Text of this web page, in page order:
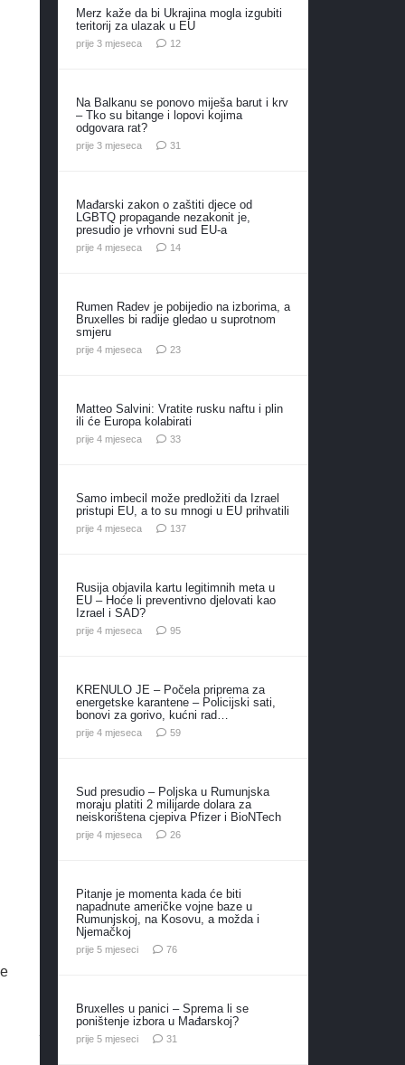
Merz kaže da bi Ukrajina mogla izgubiti
teritorij za ulazak u EU
prije 3 mjeseca 12komentara
Na Balkanu se ponovo miješa barut i krv
– Tko su bitange i lopovi kojima
odgovara rat?
prije 3 mjeseca 31
Mađarski zakon o zaštiti djece od
LGBTQ propagande nezakonit je,
presudio je vrhovni sud EU-a
prije 4 mjeseca 14komentara
Rumen Radev je pobijedio na izborima, a
Bruxelles bi radije gledao u suprotnom
smjeru
prije 4 mjeseca 23komentara
Matteo Salvini: Vratite rusku naftu i plin
ili će Europa kolabirati
prije 4 mjeseca 33komentara
Samo imbecil može predložiti da Izrael
pristupi EU, a to su mnogi u EU prihvatili
prije 4 mjeseca 137komentara
Rusija objavila kartu legitimnih meta u
EU – Hoće li preventivno djelovati kao
Izrael i SAD?
prije 4 mjeseca 95komentara
KRENULO JE – Počela priprema za
energetske karantene – Policijski sati,
bonovi za gorivo, kućni rad…
prije 4 mjeseca 59komentara
Sud presudio – Poljska u Rumunjska
moraju platiti 2 milijarde dolara za
neiskorištena cjepiva Pfizer i BioNTech
prije 4 mjeseca 26komentara
Pitanje je momenta kada će biti
napadnute američke vojne baze u
Rumunjskoj, na Kosovu, a možda i
Njemačkoj
prije 5 mjeseci 76komentara
Bruxelles u panici – Sprema li se
poništenje izbora u Mađarskoj?
prije 5 mjeseci 31